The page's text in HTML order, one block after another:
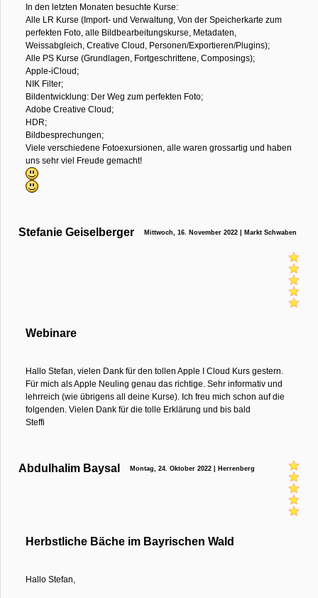
In den letzten Monaten besuchte Kurse:
Alle LR Kurse (Import- und Verwaltung, Von der Speicherkarte zum
perfekten Foto, alle Bildbearbeitungskurse, Metadaten,
Weissabgleich, Creative Cloud, Personen/Exportieren/Plugins);
Alle PS Kurse (Grundlagen, Fortgeschrittene, Composings);
Apple-iCloud;
NIK Filter;
Bildentwicklung: Der Weg zum perfekten Foto;
Adobe Creative Cloud;
HDR;
Bildbesprechungen;
Viele verschiedene Fotoexursionen, alle waren grossartig und haben
uns sehr viel Freude gemacht!
Stefanie Geiselberger Mittwoch, 16. November 2022 | Markt Schwaben
Webinare
Hallo Stefan, vielen Dank für den tollen Apple I Cloud Kurs gestern.
Für mich als Apple Neuling genau das richtige. Sehr informativ und
lehrreich (wie übrigens all deine Kurse). Ich freu mich schon auf die
folgenden. Vielen Dank für die tolle Erklärung und bis bald
Steffi
Abdulhalim Baysal Montag, 24. Oktober 2022 | Herrenberg
Herbstliche Bäche im Bayrischen Wald
Hallo Stefan,